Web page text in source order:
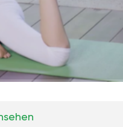
seebrise
die stimme des winds
frühlingswald